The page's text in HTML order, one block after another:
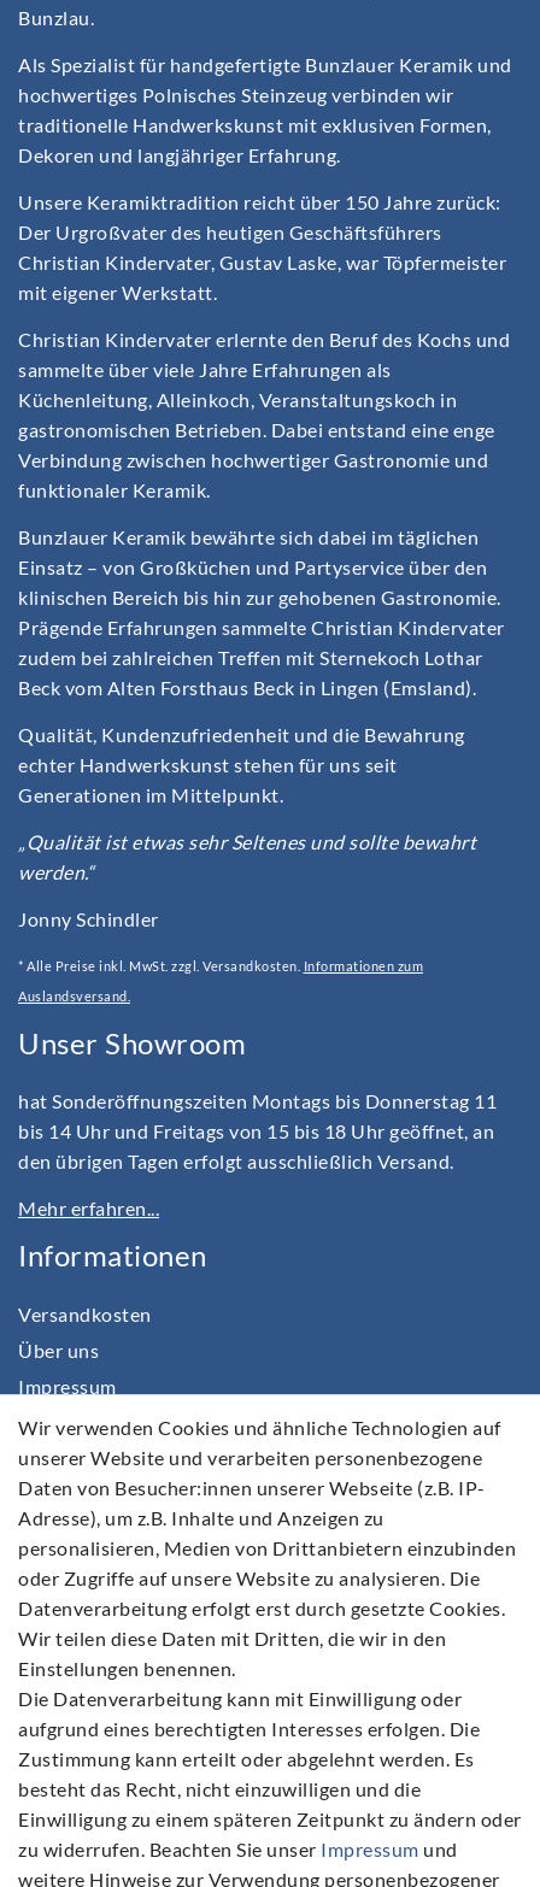
Bunzlau.
Als Spezialist für handgefertigte Bunzlauer Keramik und
hochwertiges Polnisches Steinzeug verbinden wir
traditionelle Handwerkskunst mit exklusiven Formen,
Dekoren und langjähriger Erfahrung.
Unsere Keramiktradition reicht über 150 Jahre zurück:
Der Urgroßvater des heutigen Geschäftsführers
Christian Kindervater, Gustav Laske, war Töpfermeister
mit eigener Werkstatt.
Christian Kindervater erlernte den Beruf des Kochs und
sammelte über viele Jahre Erfahrungen als
Küchenleitung, Alleinkoch, Veranstaltungskoch in
gastronomischen Betrieben. Dabei entstand eine enge
Verbindung zwischen hochwertiger Gastronomie und
funktionaler Keramik.
Bunzlauer Keramik bewährte sich dabei im täglichen
Einsatz – von Großküchen und Partyservice über den
klinischen Bereich bis hin zur gehobenen Gastronomie.
Prägende Erfahrungen sammelte Christian Kindervater
zudem bei zahlreichen Treffen mit Sternekoch Lothar
Beck vom Alten Forsthaus Beck in Lingen (Emsland).
Qualität, Kundenzufriedenheit und die Bewahrung
echter Handwerkskunst stehen für uns seit
Generationen im Mittelpunkt.
„Qualität ist etwas sehr Seltenes und sollte bewahrt
werden.“
Jonny Schindler
* Alle Preise inkl. MwSt. zzgl. Versandkosten. Informationen zum
Auslandsversand.
Unser Showroom
hat Sonderöffnungszeiten Montags bis Donnerstag 11
bis 14 Uhr und Freitags von 15 bis 18 Uhr geöffnet, an
den übrigen Tagen erfolgt ausschließlich Versand.
Mehr erfahren...
Informationen
Versandkosten
Über uns
Impressum
Daten­schutz­erklärung
AGB
Barrierefreiheitserklärung
Widerrufs­recht
Kontakt
Vertrag widerrufen
Folgen Sie Uns
Wir verwenden Cookies und ähnliche Technologien auf
unserer Website und verarbeiten personenbezogene
Daten von Besucher:innen unserer Webseite (z.B. IP-
Adresse), um z.B. Inhalte und Anzeigen zu
personalisieren, Medien von Drittanbietern einzubinden
oder Zugriffe auf unsere Website zu analysieren. Die
Datenverarbeitung erfolgt erst durch gesetzte Cookies.
Wir teilen diese Daten mit Dritten, die wir in den
Einstellungen benennen.
Die Datenverarbeitung kann mit Einwilligung oder
aufgrund eines berechtigten Interesses erfolgen. Die
Zustimmung kann erteilt oder abgelehnt werden. Es
besteht das Recht, nicht einzuwilligen und die
Einwilligung zu einem späteren Zeitpunkt zu ändern oder
zu widerrufen. Beachten Sie unser Impressum und
weitere Hinweise zur Verwendung personenbezogener